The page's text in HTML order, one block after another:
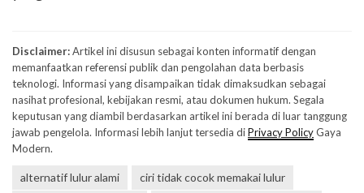
Disclaimer:Artikel ini disusun sebagai konten informatif dengan
memanfaatkan referensi publik dan pengolahan data berbasis
teknologi. Informasi yang disampaikan tidak dimaksudkan sebagai
nasihat profesional, kebijakan resmi, atau dokumen hukum. Segala
keputusan yang diambil berdasarkan artikel ini berada di luar tanggung
jawab pengelola. Informasi lebih lanjut tersedia diPrivacy PolicyGaya
Modern.
alternatif lulur alami
ciri tidak cocok memakai lulur